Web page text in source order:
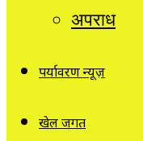
अपराध
पर्यावरण न्यूज़
खेल जगत